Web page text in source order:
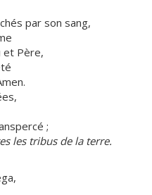
par son sang,
et Père,
;
les tribus de la terre.